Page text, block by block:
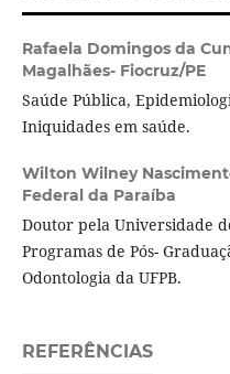
Rafaela Domingos da
Magalhães- Fiocruz/PE
Saúde Pública,
Iniquidades em saúde.
Wilton Wilney
Federal da Paraíba
Doutor pela Universidade
Programas de Pós-
Odontologia da UFPB.
REFERÊNCIAS